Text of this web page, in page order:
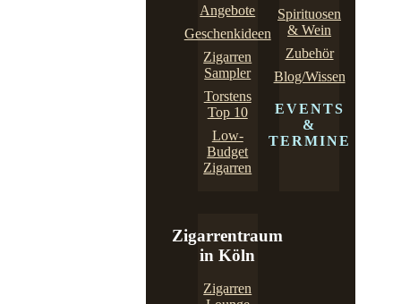
Angebote
Geschenkideen
Zigarren
Sampler
Torstens
Top 10
Low-
Budget
Zigarren
Spirituosen
& Wein
Zubehör
Blog/Wissen
EVENTS
&
TERMINE
Zigarrentraum
in Köln
Zigarren